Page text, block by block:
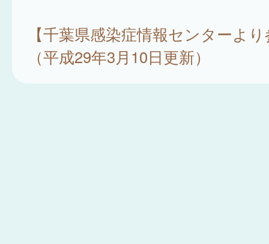
【千葉県感染症情報センターよ
（平成29年3月10日更新）